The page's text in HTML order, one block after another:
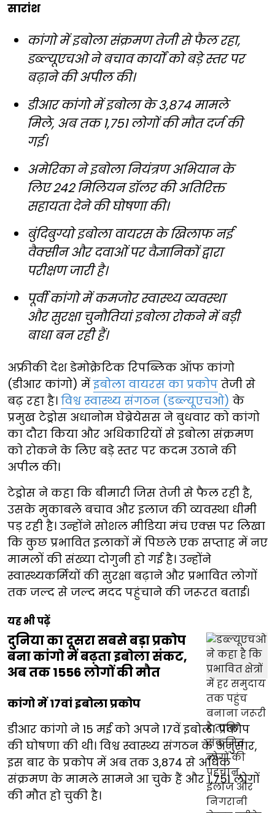
सारांश
कांगो में इबोला संक्रमण तेजी से फैल रहा,
डब्ल्यूएचओ ने बचाव कार्यों को बड़े स्तर पर
बढ़ाने की अपील की।
डीआर कांगो में इबोला के 3,874 मामले
मिले, अब तक 1,751 लोगों की मौत दर्ज की
गई।
अमेरिका ने इबोला नियंत्रण अभियान के
लिए 242 मिलियन डॉलर की अतिरिक्त
सहायता देने की घोषणा की।
बुंदिबुग्यो इबोला वायरस के खिलाफ नई
वैक्सीन और दवाओं पर वैज्ञानिकों द्वारा
परीक्षण जारी है।
पूर्वी कांगो में कमजोर स्वास्थ्य व्यवस्था
और सुरक्षा चुनौतियां इबोला रोकने में बड़ी
बाधा बन रही हैं।
अफ्रीकी देश डेमोक्रेटिक रिपब्लिक ऑफ कांगो
(डीआर कांगो) मेंइबोला वायरस का प्रकोप तेजी से
बढ़ रहा है। विश्व स्वास्थ्य संगठन (डब्ल्यूएचओ) के
प्रमुख टेड्रोस अधानोम घेब्रेयेसस ने बुधवार को कांगो
का दौरा किया और अधिकारियों से इबोला संक्रमण
को रोकने के लिए बड़े स्तर पर कदम उठाने की
अपील की।
टेड्रोस ने कहा कि बीमारी जिस तेजी से फैल रही है,
उसके मुकाबले बचाव और इलाज की व्यवस्था धीमी
पड़ रही है। उन्होंने सोशल मीडिया मंच एक्स पर लिखा
कि कुछ प्रभावित इलाकों में पिछले एक सप्ताह में नए
मामलों की संख्या दोगुनी हो गई है। उन्होंने
स्वास्थ्यकर्मियों की सुरक्षा बढ़ाने और प्रभावित लोगों
तक जल्द से जल्द मदद पहुंचाने की जरूरत बताई।
यह भी पढ़ें
दुनिया का दूसरा सबसे बड़ा प्रकोप
बना कांगो में बढ़ता इबोला संकट,
अब तक 1556 लोगों की मौत
कांगो में 17वां इबोला प्रकोप
डीआर कांगो ने 15 मई को अपने 17वें इबोला प्रकोप
की घोषणा की थी। विश्व स्वास्थ्य संगठन के अनुसार,
इस बार के प्रकोप में अब तक 3,874 से अधिक
संक्रमण के मामले सामने आ चुके हैं और 1,751 लोगों
की मौत हो चुकी है।